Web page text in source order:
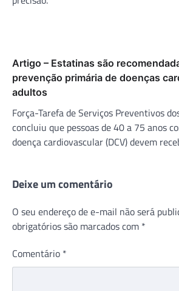
Artigo – Estatinas são
prevenção primária de doenças
adultos
Força-Tarefa de Serviços Preventivos
concluiu que pessoas de 40 a 75 anos
doença cardiovascular (DCV) devem
Deixe um comentário
O seu endereço de e-mail não será
obrigatórios são marcados com *
Comentário *